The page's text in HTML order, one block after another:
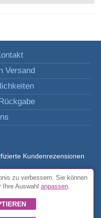
Versand
Kundenrezensionen
FunToCome
und Konditionen
zu verbessern. Sie können
Auswahl anpassen.